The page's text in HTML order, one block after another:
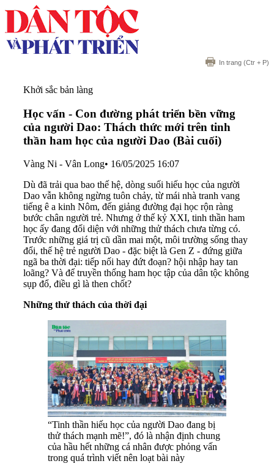
In trang (Ctr + P)
Khởi sắc bản làng
Học vấn - Con đường phát triển bền vững
của người Dao: Thách thức mới trên tinh
thần ham học của người Dao (Bài cuối)
Vàng Ni - Vân Long• 16/05/2025 16:07
Dù đã trải qua bao thế hệ, dòng suối hiếu học của người
Dao vẫn không ngừng tuôn chảy, từ mái nhà tranh vang
tiếng ê a kinh Nôm, đến giảng đường đại học rộn ràng
bước chân người trẻ. Nhưng ở thế kỷ XXI, tinh thần ham
học ấy đang đối diện với những thử thách chưa từng có.
Trước những giá trị cũ dần mai một, môi trường sống thay
đổi, thế hệ trẻ người Dao - đặc biệt là Gen Z - đứng giữa
ngã ba thời đại: tiếp nối hay đứt đoạn? hội nhập hay tan
loãng? Và để truyền thống ham học tập của dân tộc không
sụp đổ, điều gì là then chốt?
Những thử thách của thời đại
“Tinh thần hiếu học của người Dao đang bị
thử thách mạnh mẽ!”, đó là nhận định chung
của hầu hết những cá nhân được phỏng vấn
trong quá trình viết nên loạt bài này